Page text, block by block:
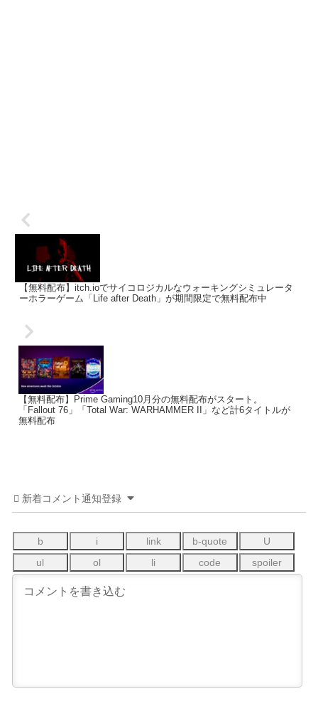
【無料配布】itch.ioでサイコロジカルなウォーキングシミュレータ
ーホラーゲーム「Life after Death」が期間限定で無料配布中
【無料配布】Prime Gaming10月分の無料配布がスタート。
「Fallout 76」「Total War: WARHAMMER II」など計6タイトルが
無料配布
新着コメント通知登録